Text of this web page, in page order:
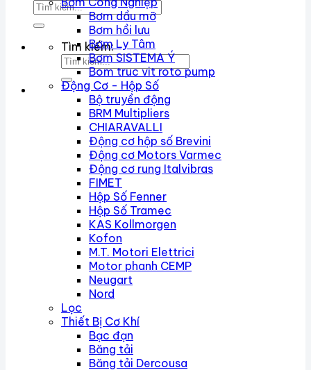
Tìm kiếm:
Bơm dầu mỡ
Bơm hồi lưu
Bơm Ly Tâm
Bơm SISTEMA Ý
Bom truc vit roto pump
Động Cơ - Hộp Số
Bộ truyền động
BRM Multipliers
CHIARAVALLI
Động cơ hộp số Brevini
Động cơ Motors Varmec
Động cơ rung Italvibras
FIMET
Hộp Số Fenner
Hộp Số Tramec
KAS Kollmorgen
Kofon
M.T. Motori Elettrici
Motor phanh CEMP
Neugart
Nord
Lọc
Thiết Bị Cơ Khí
Bạc đạn
Băng tải
Băng tải Dercousa